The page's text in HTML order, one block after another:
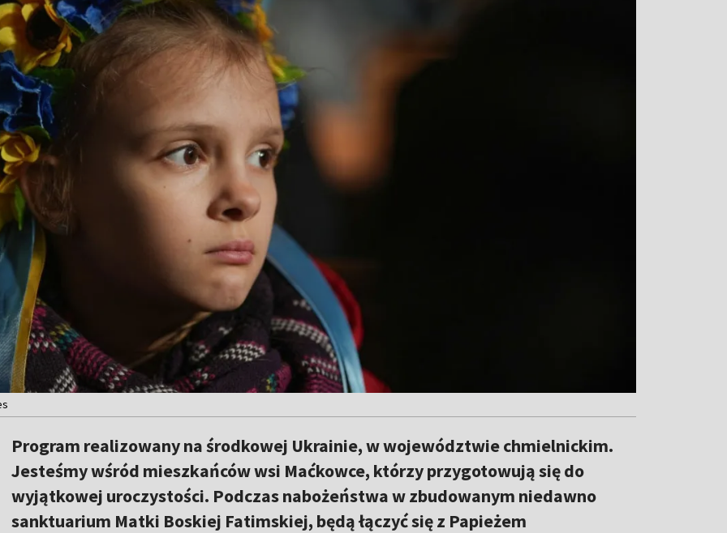
Program realizowany na środkowej Ukrainie, w województwie chmielnickim.
Jesteśmy wśród mieszkańców wsi Maćkowce, którzy przygotowują się do
wyjątkowej uroczystości. Podczas nabożeństwa w zbudowanym niedawno
sanktuarium Matki Boskiej Fatimskiej, będą łączyć się z Papieżem